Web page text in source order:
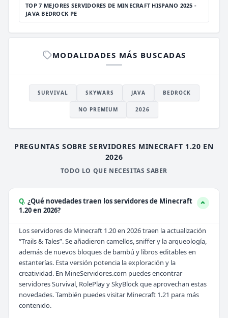
TOP 7 MEJORES SERVIDORES DE MINECRAFT HISPANO 2025 -
JAVA BEDROCK PE
MODALIDADES MÁS BUSCADAS
SURVIVAL SKYWARS JAVA BEDROCK
NO PREMIUM 2026
PREGUNTAS SOBRE SERVIDORES MINECRAFT 1.20 EN
2026
TODO LO QUE NECESITAS SABER
Q. ¿Qué novedades traen los servidores de Minecraft
1.20 en 2026?
Los servidores de Minecraft 1.20 en 2026 traen la actualización
“Trails & Tales”. Se añadieron camellos, sniffer y la arqueología,
además de nuevos bloques de bambú y libros editables en
estanterías. Esta versión potencia la exploración y la
creatividad. En MineServidores.com puedes encontrar
servidores Survival, RolePlay y SkyBlock que aprovechan estas
novedades. También puedes visitar Minecraft 1.21 para más
contenido.